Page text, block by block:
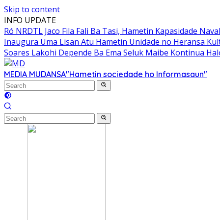
Skip to content
INFO UPDATE
Ró NRDTL Jaco Fila Fali Ba Tasi, Hametin Kapasidade
Inaugura Uma Lisan Atu Hametin Unidade no Heransa
Soares Lakohi Depende Ba Ema Seluk Maibe Kontinua
MEDIA MUDANSA"Hametin sociedade ho Informasaun"